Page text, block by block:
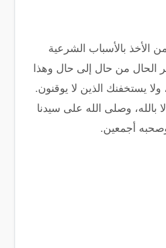
الأخذ بالأسباب الشرعية
الحال من حال إلى حال وهذا
يستخفنك الذين لا يوقنون.
بالله، وصلى الله على سيدنا
أجمعين.